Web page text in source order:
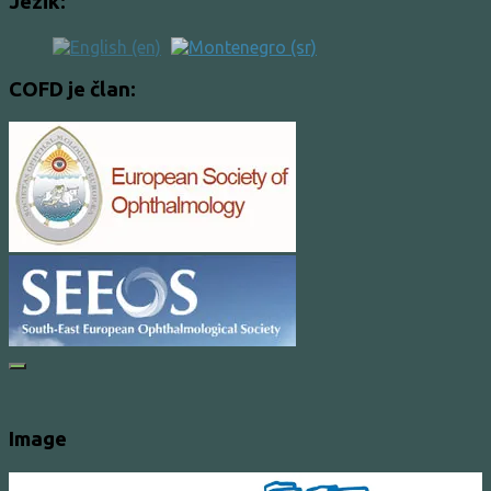
COFD je član:
Image